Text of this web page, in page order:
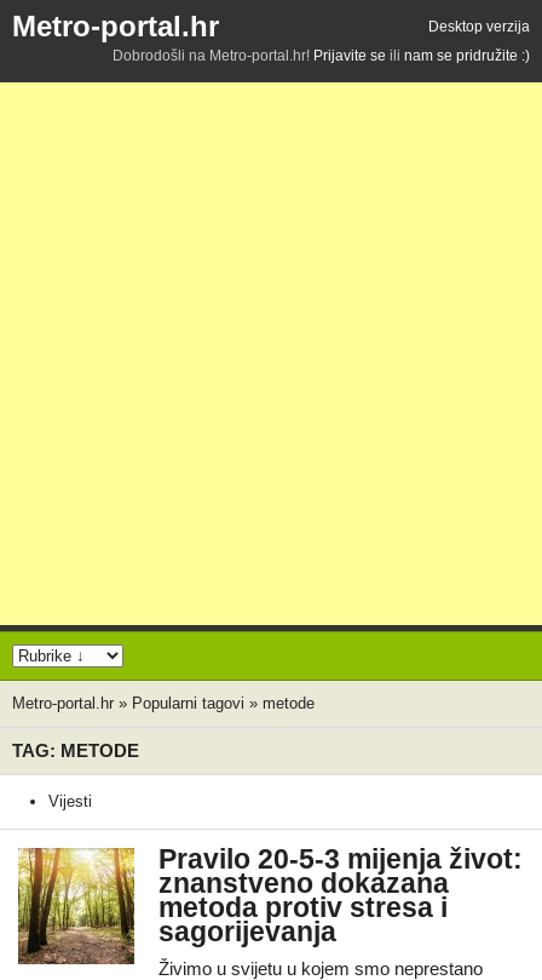
Metro-portal.hr
Desktop verzija
Dobrodošli na Metro-portal.hr! Prijavite se ili nam se pridružite :)
Metro-portal.hr » Popularni tagovi » metode
TAG: METODE
Vijesti
Pravilo 20-5-3 mijenja život:
znanstveno dokazana
metoda protiv stresa i
sagorijevanja
Živimo u svijetu u kojem smo neprestano